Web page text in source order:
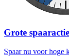
Grote
Spaar nu voor hoge